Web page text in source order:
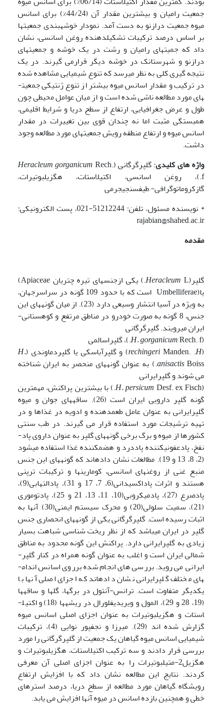
جمعیت رامیان و بیش­ترین مقدار آن (44/24%) برای اسانس
میوه جمعیت درازنو به دست آمد. نمودار خوشه­بندی جمعیت­ها
بر اساس درصد ترکیبات تشکیل­دهنده روغن اسانسی، نشان
داد که جمیت­های رامیان و رشت در یک خوشه و جمعیت­های
درازنو و شهرستانک در خوشه دیگر قرارمی گیرند. در یک
نتیجه گیری کلی به نظر می­رسد که تنوع شیمیایی مشاهده شده
در ترکیب و مقدار اسانس میوه بیش­تر از تنوع ژنتیکی جمعیت­
های مورد مطالعه ناشی شده است و از میان عوامل محیطی چون
طول و عرض جغرافیایی، ارتفاع از سطح دریا و شرایط اقلیمی،
همبستگی مثبت اما نه چندان قوی بین تغییرات در مقدار
اسانس میوه و ارتفاع منطقه رویش جمعیت­های مورد مطالعه وجود
داشت.
واژه های کلیدی: گلپر­گرگانی ( Heracleumgorganicum Rech.
f.)، روغن اسانسی، اکتیل­استات، هگزیل­بوتیرات،
گازکروماتوگرافی- طیف­سنجی­جرمی
* نویسنده مسئول، تلفن: 51212244-021، پست الکترونیکی:
rajabian@shahed.ac.ir
مقدمه
گلپر( Heracleum
L.) یکی ازجنس­های تیره چتریان Apiaceae)
یا(Umbelliferae است که با حدود 109 گونه در سراسرجهان،
به ویژه در آسیا انتشار وسیعی دارد (23). از میان گونه­های این
جنس، 8 گونه به صورت خودرو در مناطق مرتفع و کوهستانی­
ایران می­رویند. گلپرگرگانی
(
H. gorganicumRech. f.)، گلپر­اسالمی
(
rechingeri Manden. .H ) و گلپرآب­اسکی یا گلپردماوندی (H.
anisactisBoiss.) به عنوان گونه­های منحصر به ایران شناخته
می شوند و گلپرایرانی
(
H. persicumDesf. ex Fisch.) با بیش­ترین پراکنش، مهم­ترین
گونه گلپر دارویی ایران است (26). ساقه­های جوان و میوه
گلپرایرانی به عنوان عامل طعم­دهنده و ادویه در غذاها و در
تهیه ترشیجات مورد استفاده قرار می گیرند. در طب سنتی
کشورها از میوه و برگ برخی گونه­های گلپر به عنوان داروی پاد­
نفخ، پاد­عفونی­کننده پاد­درد و هضم­کننده غذا استفاده می­شود
(2، 8، 13 و 19). مطالعات نشان داده­اند که گونه­های این جنس
منبع غنی از روغن­های اسانسی، کومارین­ها و ترکیبات ترپنی
هستند و اثرات پاد­اکسیدانی(6، 7، 17 و 31)، پادالتهابی(9)،
پاد­صرع (27)، پاد­­میکروبی(10، 11، 13، 21 و 25)، پاد­توموری
(21)، سمیت سلولی(20) و محرک سیستم ایمنی(30) آن­ها به
اثبات رسیده است. گلپرگرگانی یکی از گونه­های انحصاری جنس
گلپر در ایران می­باشد که از نظر ریخت شناسی شباهت بسیار
زیادی به گلپرایرانی دارد. پراکنش این گونه محدود به مناطق
شمالی ایران است و اغلب به عنوان گونه همراه در کنار گلپر­
ایرانی می روید. بررسی های انجام شده برروی اسانس اندام­
های مختلف گلپرایرانی نشان داده­اند که اجزای اصلی آن­ها با
یکدیگر متفاوت است. ترانس-آنتول در برگ­ها­، گل­ها و ساقه­ها
(19، 28 و 29)، المول و ویریدیفلورال در ریشه­ها (18) و اکتیل­
استات و هگزیل­بوتیرات به عنوان اجزای اصلی اسانس میوه
گزارش شده اند (29). میرزا و نجف­پور نوایی (4)، ترکیبات
شیمیایی اسانس میوه گیاهان یک جمعیت از گلپرگرگانی را مورد
بررسی قرار دادند و سه ترکیب اکتیل­استات، هگزیل­بوتیرات و
هگزیل­2-متیل­بوتیرات را به عنوان اجزای اصلی آن معرفی
کردند. نتایج این مطالعه نشان داد که با افزایش ارتفاع
رویشگاه گیاهان مورد مطالعه از سطح دریا، درصد استرهای
خطی و همچنین بازده اسانس در میوه آن­ها افزایش می یابد.